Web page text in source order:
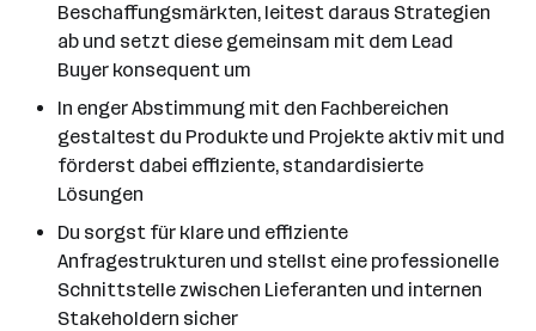
Beschaffungsmärkten, leitest daraus Strategien
ab und setzt diese gemeinsam mit dem Lead
Buyer konsequent um
In enger Abstimmung mit den Fachbereichen
gestaltest du Produkte und Projekte aktiv mit und
förderst dabei effiziente, standardisierte
Lösungen
Du sorgst für klare und effiziente
Anfragestrukturen und stellst eine professionelle
Schnittstelle zwischen Lieferanten und internen
Stakeholdern sicher